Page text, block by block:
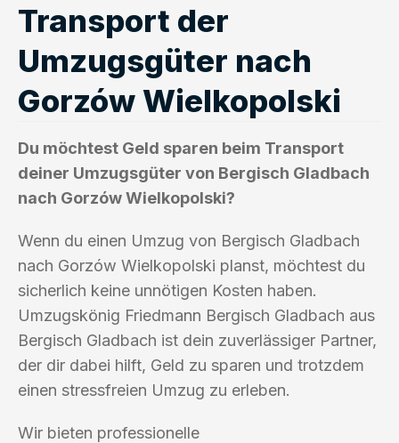
Transport der
Umzugsgüter nach
Gorzów Wielkopolski
Du möchtest Geld sparen beim Transport
deiner Umzugsgüter von Bergisch Gladbach
nach Gorzów Wielkopolski?
Wenn du einen Umzug von Bergisch Gladbach
nach Gorzów Wielkopolski planst, möchtest du
sicherlich keine unnötigen Kosten haben.
Umzugskönig Friedmann Bergisch Gladbach aus
Bergisch Gladbach ist dein zuverlässiger Partner,
der dir dabei hilft, Geld zu sparen und trotzdem
einen stressfreien Umzug zu erleben.
Wir bieten professionelle